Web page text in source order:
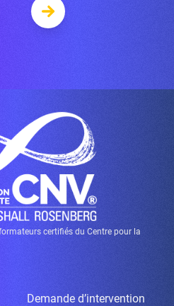
certifiés du Centre pour la
Demande d’intervention